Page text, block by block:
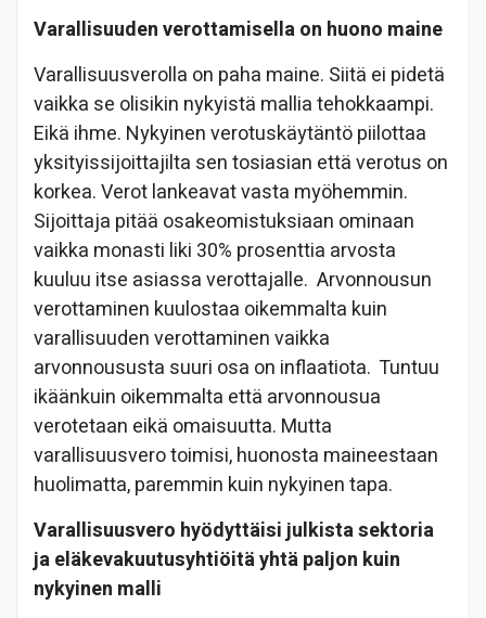
Varallisuuden verottamisella on huono maine
Varallisuusverolla on paha maine. Siitä ei pidetä
vaikka se olisikin nykyistä mallia tehokkaampi.
Eikä ihme. Nykyinen verotuskäytäntö piilottaa
yksityissijoittajilta sen tosiasian että verotus on
korkea. Verot lankeavat vasta myöhemmin.
Sijoittaja pitää osakeomistuksiaan ominaan
vaikka monasti liki 30% prosenttia arvosta
kuuluu itse asiassa verottajalle. Arvonnousun
verottaminen kuulostaa oikemmalta kuin
varallisuuden verottaminen vaikka
arvonnoususta suuri osa on inflaatiota. Tuntuu
ikäänkuin oikemmalta että arvonnousua
verotetaan eikä omaisuutta. Mutta
varallisuusvero toimisi, huonosta maineestaan
huolimatta, paremmin kuin nykyinen tapa.
Varallisuusvero hyödyttäisi julkista sektoria
ja eläkevakuutusyhtiöitä yhtä paljon kuin
nykyinen malli